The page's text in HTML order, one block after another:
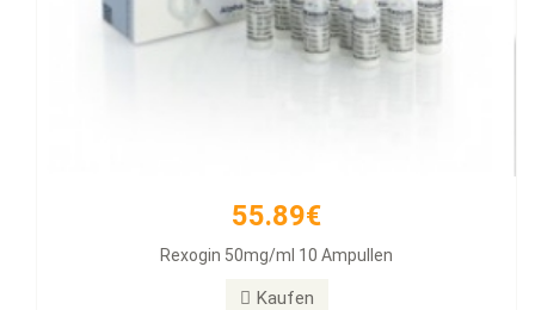
55.89€
Rexogin 50mg/ml 10 Ampullen
Kaufen
26.31€
Alphabol 10mg Tablets, 50 Tablets